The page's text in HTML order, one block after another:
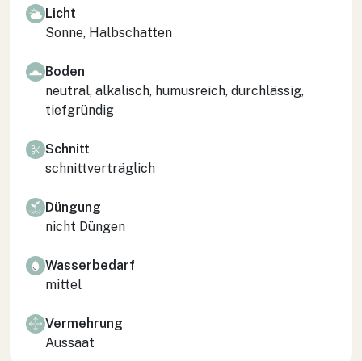
Licht
Sonne, Halbschatten
Boden
neutral, alkalisch, humusreich, durchlässig,
tiefgründig
Schnitt
schnittverträglich
Düngung
nicht Düngen
Wasserbedarf
mittel
Vermehrung
Aussaat